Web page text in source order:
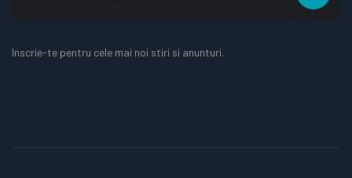
Inscrie-te pentru cele mai noi stiri si anunturi.